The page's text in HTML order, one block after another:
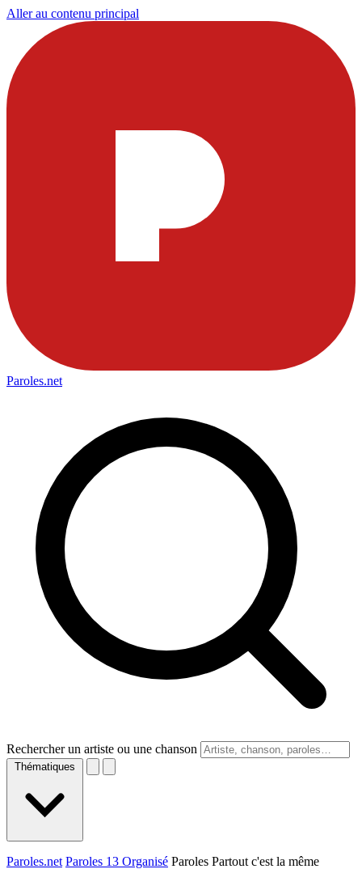
Aller au contenu principal
Paroles.net
Rechercher un artiste ou une chanson
Thématiques
Paroles.net Paroles 13 Organisé Paroles Partout c'est la même